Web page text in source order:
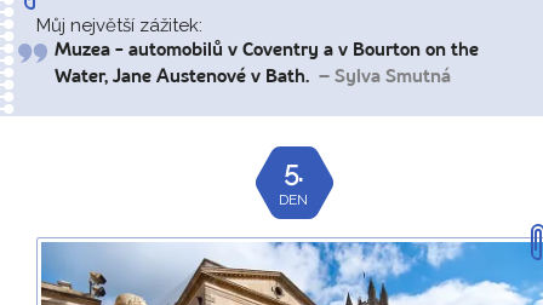
Můj největší zážitek:
Muzea - automobilů v Coventry a v Bourton on the
Water, Jane Austenové v Bath. – Sylva Smutná
5.
DEN